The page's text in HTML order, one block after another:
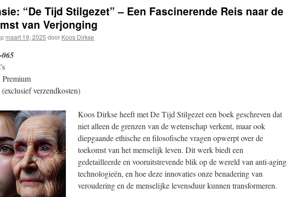
“De Tijd Stilgezet” – Een Fascinerende Reis naar de
van Verjonging
maart 19, 2025 door Koos Dirkse
Premium
(exclusief verzendkosten)
Koos Dirkse heeft met De Tijd Stilgezet een boek geschreven dat
niet alleen de grenzen van de wetenschap verkent, maar ook
diepgaande ethische en filosofische vragen opwerpt over de
toekomst van het menselijk leven. Dit werk biedt een
gedetailleerde en vooruitstrevende blik op de wereld van anti-aging
technologieën, en hoe deze innovaties onze benadering van
veroudering en de menselijke levensduur kunnen transformeren.